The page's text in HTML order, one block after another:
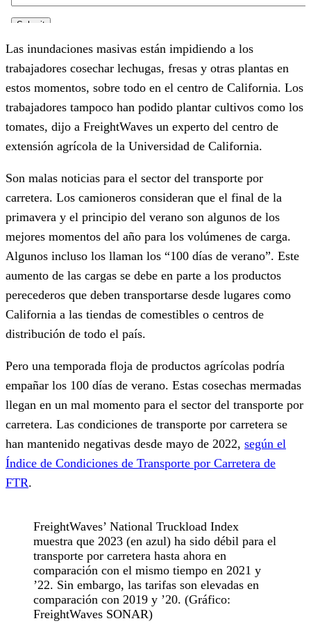
Las inundaciones masivas están impidiendo a los
trabajadores cosechar lechugas, fresas y otras plantas en
estos momentos, sobre todo en el centro de California. Los
trabajadores tampoco han podido plantar cultivos como los
tomates, dijo a FreightWaves un experto del centro de
extensión agrícola de la Universidad de California.
Son malas noticias para el sector del transporte por
carretera. Los camioneros consideran que el final de la
primavera y el principio del verano son algunos de los
mejores momentos del año para los volúmenes de carga.
Algunos incluso los llaman los “100 días de verano”. Este
aumento de las cargas se debe en parte a los productos
perecederos que deben transportarse desde lugares como
California a las tiendas de comestibles o centros de
distribución de todo el país.
Pero una temporada floja de productos agrícolas podría
empañar los 100 días de verano. Estas cosechas mermadas
llegan en un mal momento para el sector del transporte por
carretera. Las condiciones de transporte por carretera se
han mantenido negativas desde mayo de 2022, según el
Índice de Condiciones de Transporte por Carretera de
FTR.
FreightWaves’ National Truckload Index
muestra que 2023 (en azul) ha sido débil para el
transporte por carretera hasta ahora en
comparación con el mismo tiempo en 2021 y
’22. Sin embargo, las tarifas son elevadas en
comparación con 2019 y ’20. (Gráfico:
FreightWaves SONAR)